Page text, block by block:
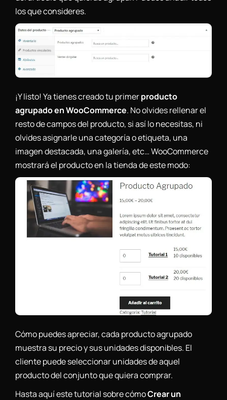
los que consideres.
¡Y listo! Ya tienes creado tu primerproducto
agrupado en WooCommerce. No olvides rellenar el
resto de campos del producto, si así lo necesitas, ni
olvides asignarle una categoría o etiqueta, una
imagen destacada, una galería, etc… WooCommerce
mostrará el producto en la tienda de este modo:
Cómo puedes apreciar, cada producto agrupado
muestra su precio y sus unidades disponibles. El
cliente puede seleccionar unidades de aquel
producto del conjunto que quiera comprar.
Hasta aquí este tutorial sobre cómoCrear un